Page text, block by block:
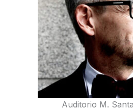
Auditorio M.